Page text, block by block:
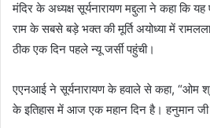
मंदिर के अध्यक्ष सूर्यनारायण मद्दुला ने कहा कि
राम के सबसे बड़े भक्त की मूर्ति अयोध्या में
ठीक एक दिन पहले न्यू जर्सी पहुंची।
एएनआई ने सूर्यनारायण के हवाले से कहा, “ओम
के इतिहास में आज एक महान दिन है। हनुमान